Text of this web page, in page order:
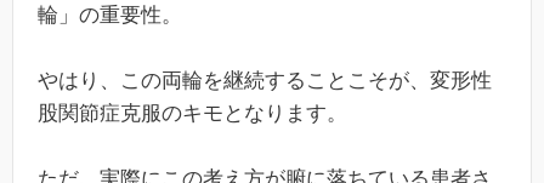
輪」の重要性。
やはり、この両輪を継続することこそが、変形性
股関節症克服のキモとなります。